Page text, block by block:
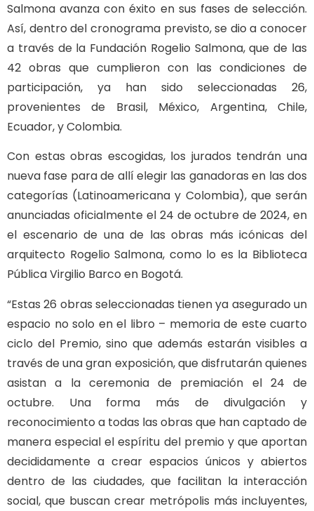
Salmona avanza con éxito en sus fases de selección.
Así, dentro del cronograma previsto, se dio a conocer
a través de la Fundación Rogelio Salmona, que de las
42 obras que cumplieron con las condiciones de
participación, ya han sido seleccionadas 26,
provenientes de Brasil, México, Argentina, Chile,
Ecuador, y Colombia.
Con estas obras escogidas, los jurados tendrán una
nueva fase para de allí elegir las ganadoras en las dos
categorías (Latinoamericana y Colombia), que serán
anunciadas oficialmente el 24 de octubre de 2024, en
el escenario de una de las obras más icónicas del
arquitecto Rogelio Salmona, como lo es la Biblioteca
Pública Virgilio Barco en Bogotá.
“Estas 26 obras seleccionadas tienen ya asegurado un
espacio no solo en el libro – memoria de este cuarto
ciclo del Premio, sino que además estarán visibles a
través de una gran exposición, que disfrutarán quienes
asistan a la ceremonia de premiación el 24 de
octubre. Una forma más de divulgación y
reconocimiento a todas las obras que han captado de
manera especial el espíritu del premio y que aportan
decididamente a crear espacios únicos y abiertos
dentro de las ciudades, que facilitan la interacción
social, que buscan crear metrópolis más incluyentes,